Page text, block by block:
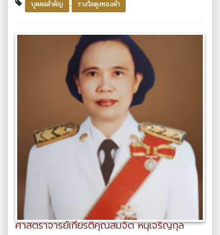
บุคคลสำคัญ
, รางวัลตุงทองคำ
ศาสตราจารย์เกียรติคุณสมจิต หนุเจริญกุล